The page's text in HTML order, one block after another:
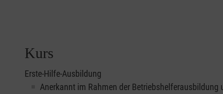
Kurs
Erste-Hilfe-Ausbildung
Anerkannt im Rahmen der Betriebshelferausbildung